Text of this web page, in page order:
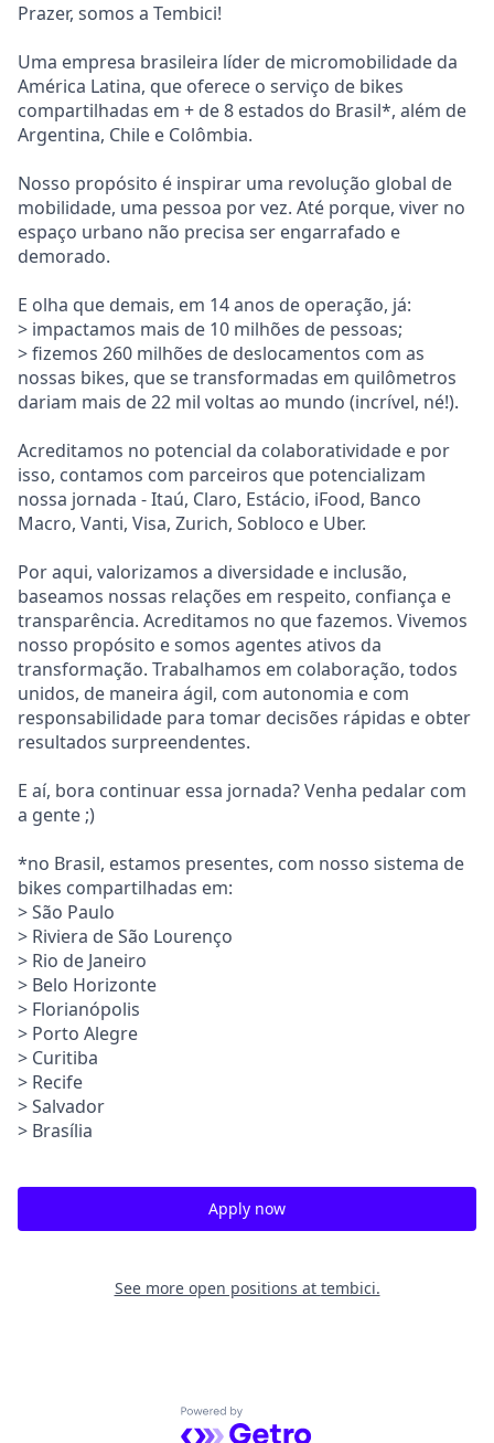
Prazer, somos a Tembici!
Uma empresa brasileira líder de micromobilidade da
América Latina, que oferece o serviço de bikes
compartilhadas em + de 8 estados do Brasil*, além de
Argentina, Chile e Colômbia.
Nosso propósito é inspirar uma revolução global de
mobilidade, uma pessoa por vez. Até porque, viver no
espaço urbano não precisa ser engarrafado e
demorado.
E olha que demais, em 14 anos de operação, já:
> impactamos mais de 10 milhões de pessoas;
> fizemos 260 milhões de deslocamentos com as
nossas bikes, que se transformadas em quilômetros
dariam mais de 22 mil voltas ao mundo (incrível, né!).
Acreditamos no potencial da colaboratividade e por
isso, contamos com parceiros que potencializam
nossa jornada - Itaú, Claro, Estácio, iFood, Banco
Macro, Vanti, Visa, Zurich, Sobloco e Uber.
Por aqui, valorizamos a diversidade e inclusão,
baseamos nossas relações em respeito, confiança e
transparência. Acreditamos no que fazemos. Vivemos
nosso propósito e somos agentes ativos da
transformação. Trabalhamos em colaboração, todos
unidos, de maneira ágil, com autonomia e com
responsabilidade para tomar decisões rápidas e obter
resultados surpreendentes.
E aí, bora continuar essa jornada? Venha pedalar com
a gente ;)
*no Brasil, estamos presentes, com nosso sistema de
bikes compartilhadas em:
> São Paulo
> Riviera de São Lourenço
> Rio de Janeiro
> Belo Horizonte
> Florianópolis
> Porto Alegre
> Curitiba
> Recife
> Salvador
> Brasília
Apply now
See more open positions at tembici.
Powered by Getro.com